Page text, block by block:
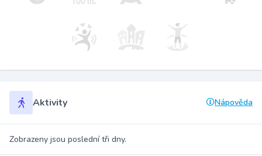
Aktivity Nápověda
Zobrazeny jsou poslední tři dny.